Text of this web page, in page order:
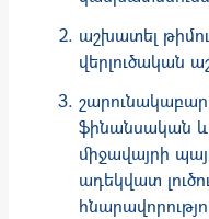
աշխատել
վերլուծական
ֆինանսական
միջավայրի
ադեկվատ